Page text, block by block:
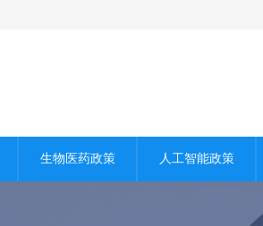
生物医药政策 人工智能政策